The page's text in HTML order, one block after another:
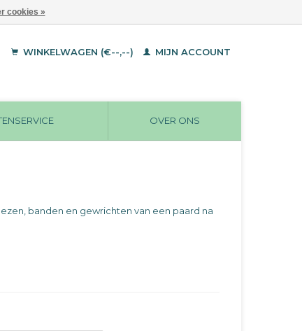
WINKELWAGEN (€--,--) MIJN ACCOUNT
OVER ONS
banden en gewrichten van een paard na
cookies »